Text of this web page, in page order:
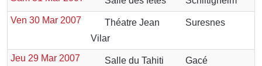
Ven 30 Mar 2007
Théatre Jean
Vilar
Suresnes
Jeu 29 Mar 2007 Salle du Tahiti
Gacé